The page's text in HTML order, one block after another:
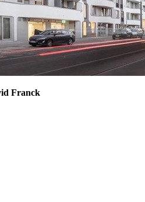
Franck